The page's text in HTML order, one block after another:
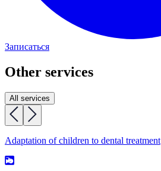
Записаться
Other services
All services
Adaptation of children to dental treatment